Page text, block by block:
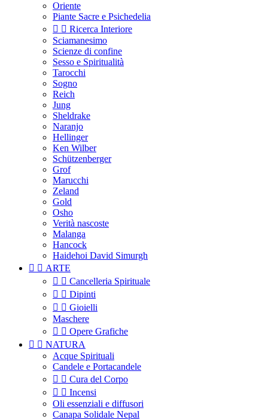
Oriente
Piante Sacre e Psichedelia
  Ricerca Interiore
Sciamanesimo
Scienze di confine
Sesso e Spiritualità
Tarocchi
Sogno
Reich
Jung
Sheldrake
Naranjo
Hellinger
Ken Wilber
Schützenberger
Grof
Marucchi
Zeland
Gold
Osho
Verità nascoste
Malanga
Hancock
Haidehoi David Simurgh
  ARTE
  Cancelleria Spirituale
  Dipinti
  Gioielli
Maschere
  Opere Grafiche
  NATURA
Acque Spirituali
Candele e Portacandele
  Cura del Corpo
  Incensi
Oli essenziali e diffusori
Canapa Solidale Nepal